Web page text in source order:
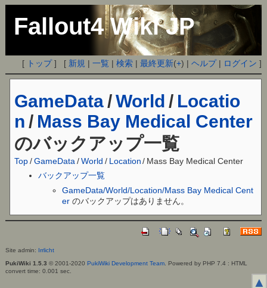
Fallout4 Wiki JP
[ トップ] [ 新規 |一覧 |検索 |最終更新(+) |ヘルプ| ログイン ]
GameData /World / Locatio
n / Mass Bay Medical Center
のバックアップ一覧
Top /GameData /World / Location / Mass Bay Medical Center
バックアップ一覧
GameData/World/Location/Mass Bay Medical Cent
er のバックアップはありません。
Site admin: Irrlicht
PukiWiki 1.5.3 © 2001-2020 PukiWiki Development Team. Powered by PHP 7.4 : HTML
convert time: 0.001 sec.
▲